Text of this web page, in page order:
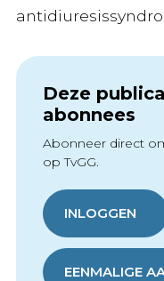
Deze
abonnees
Abonneer direct
op TvGG.
INLOGGEN
EENMALIGE